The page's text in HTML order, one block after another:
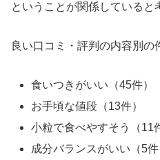
ということが関係していると
良い口コミ・評判の内容別の
食いつきがいい（45件）
お手頃な値段（13件）
小粒で食べやすそう（11
成分バランスがいい（5件